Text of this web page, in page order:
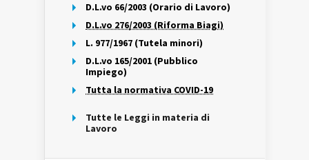
D.L.vo 66/2003 (Orario di Lavoro)
D.L.vo 276/2003 (Riforma Biagi)
L. 977/1967 (Tutela minori)
D.L.vo 165/2001 (Pubblico
Impiego)
Tutta la normativa COVID-19
Tutte le Leggi in materia di
Lavoro